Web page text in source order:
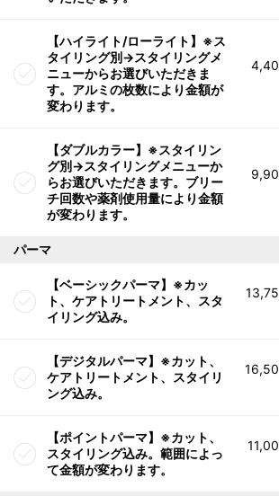
【ハイライト/ローライト】※ス
タイリング別→スタイリングメ
ニューからお選びいただきま
す。アルミの枚数により金額が
変わります。
【ダブルカラー】※スタイリン
グ別→スタイリングメニューか
らお選びいただきます。ブリー
チ回数や薬剤使用量により金額
が変わります。
パーマ
【ベーシックパーマ】※カッ
ト、ケアトリートメント、スタ
イリング込み。
【デジタルパーマ】※カット、
ケアトリートメント、スタイリ
ング込み。
【ポイントパーマ】※カット、
スタイリング込み。範囲によっ
て金額が変わります。